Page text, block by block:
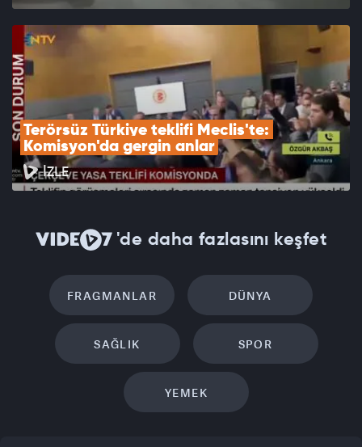
Terörsüz Türkiye teklifi Meclis'te:
Komisyon'da gergin anlar
İZLE
'de daha fazlasını keşfet
FRAGMANLAR DÜNYA
SAĞLIK SPOR
YEMEK